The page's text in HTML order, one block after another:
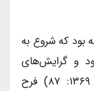
که شروع به
و گرایش‌های
سوسیالیستی پیدا کرد. (فردوست، ۱۳۶۹: ۸۷) فرح